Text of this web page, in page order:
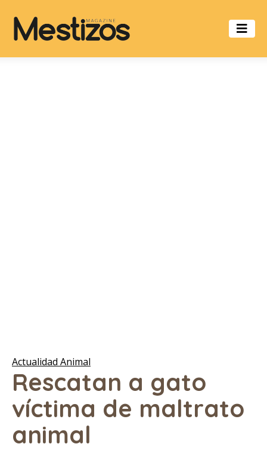
Actualidad Animal
Rescatan a gato
víctima de maltrato
animal